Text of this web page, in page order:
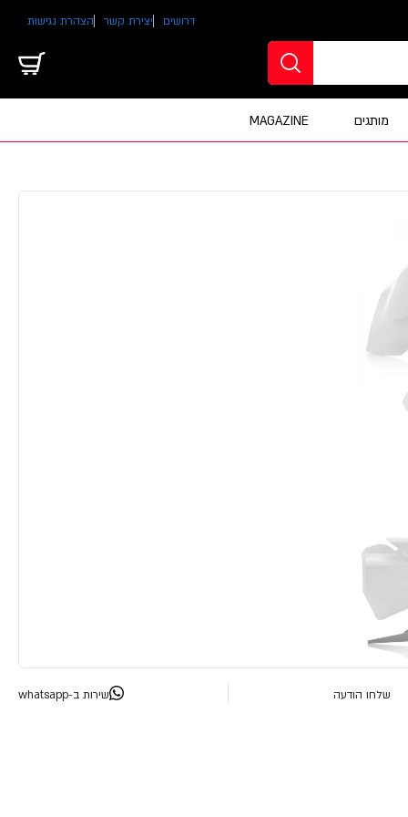
דרושים יצירת קשר הצהרת נגישות
מותגים MAGAZINE
שלחו הודעה שירות ב-whatsapp